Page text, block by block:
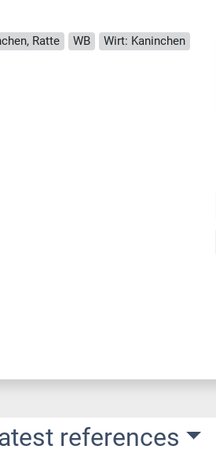
Ratte WB
Wirt: Kaninchen
references